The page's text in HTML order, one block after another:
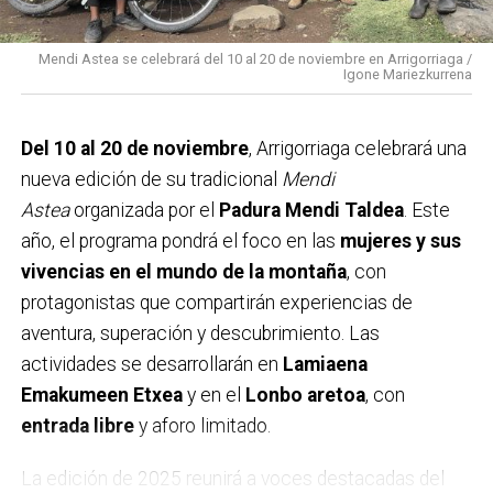
Cultura y Deporte, con el propósito de fomentar el
bienestar social y el desarrollo integral del municipio
Mendi Astea se celebrará del 10 al 20 de noviembre en Arrigorriaga /
Igone Mariezkurrena
Del 10 al 20 de noviembre, Arrigorriaga celebrará una
nueva edición de su tradicional Mendi
Asteaorganizada por el Padura Mendi Taldea. Este
año, el programa pondrá el foco en las mujeres y sus
vivencias en el mundo de la montaña, con
protagonistas que compartirán experiencias de
aventura, superación y descubrimiento. Las
actividades se desarrollarán en Lamiaena
Emakumeen Etxeay en el Lonbo aretoa, con
entrada librey aforo limitado.
La edición de 2025 reunirá a voces destacadas del